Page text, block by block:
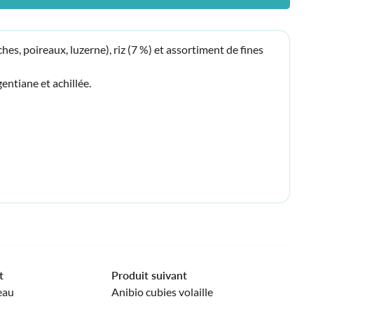
poireaux, luzerne), riz (7 %) et assortiment de fines
et achillée.
Produit suivant
Anibio cubies volaille